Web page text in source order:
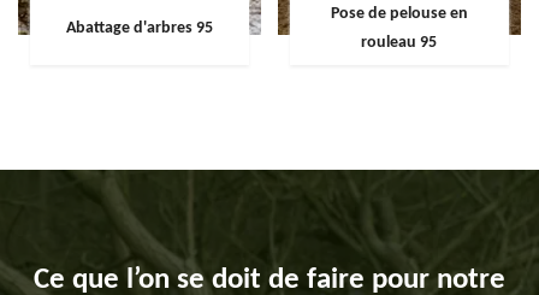
Abattage d'arbres 95
Pose de pelouse en
rouleau 95
Ce que l’on se doit de faire pour notre